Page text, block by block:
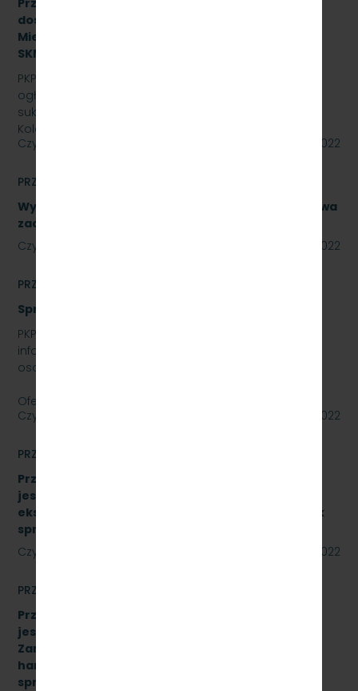
dostawy olejów i smarów dla PKP Szybka Kolej
Miejska w Trójmieście Sp. z o.o., znak:
SKMMU.086.44.22.
PKP SZYBKA KOLEJ MIEJSKA W TRÓJMIEŚCIE Sp. z o.o.
ogłasza przetarg nieograniczony na zakup i
sukcesywne dostawy olejów i smarów dla PKP Szybka
Kolej…
Czytaj dalej
29 lipca 2022
PRZETARGI
Wykonanie naprawy podzespołów, obejmujące dwa
zadania. Numer referencyjny: SKMMU.086.40.22
Czytaj dalej
28 lipca 2022
PRZETARGI
Sprzedaż auta osobowego Skoda Superb
PKP SZYBKA KOLEJ MIEJSKA W TRÓJMIEŚCIE SP. Z O.O.
informuje, że wystawia na sprzedaż samochód
osobowy Skoda Superb.
Oferty należy składać do dnia…
Czytaj dalej
27 lipca 2022
PRZETARGI
Przetarg nieograniczony, którego przedmiotem
jest sukcesywna dostawa materiałów
eksploatacyjnych do urządzeń drukujących. Znak
sprawy: SKMMU.086.34A.22
Czytaj dalej
22 lipca 2022
PRZETARGI
Przetarg nieograniczony, którego przedmiotem
jest „sukcesywna dostawa do siedziby
Zamawiającego – 9.525 szt. żeliwnych wstawek
hamulcowych z dylatacjami typu DO-B-380, znak
sprawy: SKMMU.086.42.22